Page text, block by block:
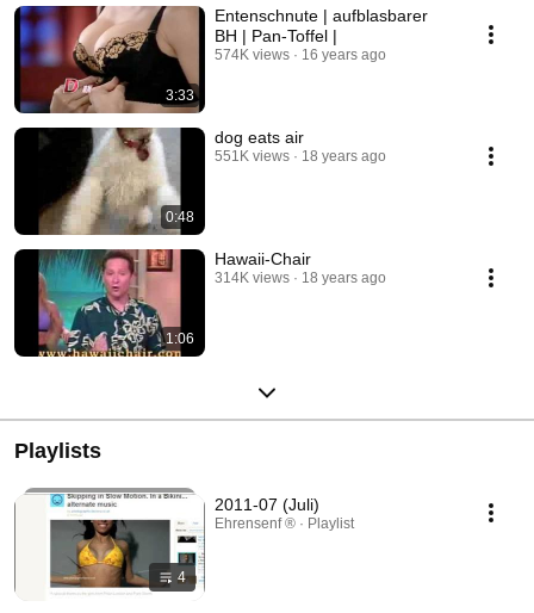
3:33
Entenschnute | aufblasbarer
BH | Pan-Toffel |
574K views 16 years ago
0:48
dog eats air
551K views 18 years ago
1:06
Hawaii-Chair
314K views 18 years ago
Playlists
4
2011-07 (Juli)
Ehrensenf ® · Playlist